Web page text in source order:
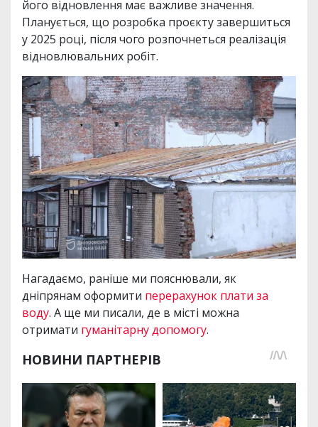
його відновлення має важливе значення.
Планується, що розробка проєкту завершиться
у 2025 році, після чого розпочнеться реалізація
відновлювальних робіт.
Нагадаємо, раніше ми пояснювали, як
дніпрянам оформити перерахунок плати за
воду. А ще ми писали, де в місті можна
отримати гуманітарну допомогу.